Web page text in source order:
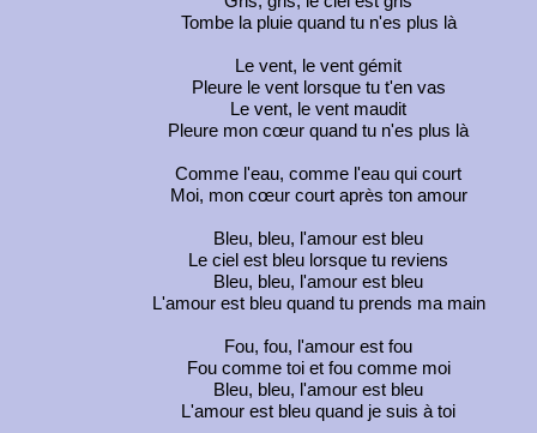
Tombe la pluie quand tu n'es plus là
Le vent, le vent gémit
Pleure le vent lorsque tu t'en vas
Le vent, le vent maudit
Pleure mon cœur quand tu n'es plus là
Comme l'eau, comme l'eau qui court
Moi, mon cœur court après ton amour
Bleu, bleu, l'amour est bleu
Le ciel est bleu lorsque tu reviens
Bleu, bleu, l'amour est bleu
L'amour est bleu quand tu prends ma main
Fou, fou, l'amour est fou
Fou comme toi et fou comme moi
Bleu, bleu, l'amour est bleu
L'amour est bleu quand je suis à toi